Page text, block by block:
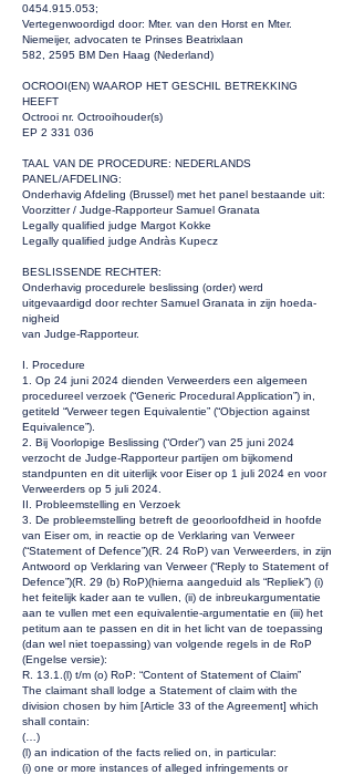
0454.915.053;
Vertegenwoordigd door: Mter. van den Horst en Mter.
Niemeijer, advocaten te Prinses Beatrixlaan
582, 2595 BM Den Haag (Nederland)
OCROOI(EN) WAAROP HET GESCHIL BETREKKING
HEEFT
Octrooi nr. Octrooihouder(s)
EP 2 331 036
TAAL VAN DE PROCEDURE: NEDERLANDS
PANEL/AFDELING:
Onderhavig Afdeling (Brussel) met het panel bestaande uit:
Voorzitter / Judge-Rapporteur Samuel Granata
Legally qualified judge Margot Kokke
Legally qualified judge Andràs Kupecz
BESLISSENDE RECHTER:
Onderhavig procedurele beslissing (order) werd
uitgevaardigd door rechter Samuel Granata in zijn hoeda-
nigheid
van Judge-Rapporteur.
I. Procedure
1. Op 24 juni 2024 dienden Verweerders een algemeen
procedureel verzoek (“Generic Procedural Application”) in,
getiteld “Verweer tegen Equivalentie” (“Objection against
Equivalence”).
2. Bij Voorlopige Beslissing (“Order”) van 25 juni 2024
verzocht de Judge-Rapporteur partijen om bijkomend
standpunten en dit uiterlijk voor Eiser op 1 juli 2024 en voor
Verweerders op 5 juli 2024.
II. Probleemstelling en Verzoek
3. De probleemstelling betreft de geoorloofdheid in hoofde
van Eiser om, in reactie op de Verklaring van Verweer
(“Statement of Defence”)(R. 24 RoP) van Verweerders, in zijn
Antwoord op Verklaring van Verweer (“Reply to Statement of
Defence”)(R. 29 (b) RoP)(hierna aangeduid als “Repliek”) (i)
het feitelijk kader aan te vullen, (ii) de inbreukargumentatie
aan te vullen met een equivalentie-argumentatie en (iii) het
petitum aan te passen en dit in het licht van de toepassing
(dan wel niet toepassing) van volgende regels in de RoP
(Engelse versie):
R. 13.1.(l) t/m (o) RoP: “Content of Statement of Claim”
The claimant shall lodge a Statement of claim with the
division chosen by him [Article 33 of the Agreement] which
shall contain:
(…)
(l) an indication of the facts relied on, in particular:
(i) one or more instances of alleged infringements or